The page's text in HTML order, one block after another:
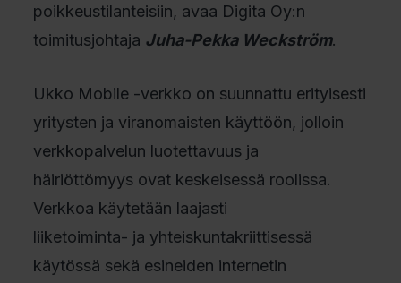
poikkeustilanteisiin, avaa Digita Oy:n
toimitusjohtaja Juha-Pekka Weckström.
Ukko Mobile -verkko on suunnattu erityisesti
yritysten ja viranomaisten käyttöön, jolloin
verkkopalvelun luotettavuus ja
häiriöttömyys ovat keskeisessä roolissa.
Verkkoa käytetään laajasti
liiketoiminta- ja yhteiskuntakriittisessä
käytössä sekä esineiden internetin